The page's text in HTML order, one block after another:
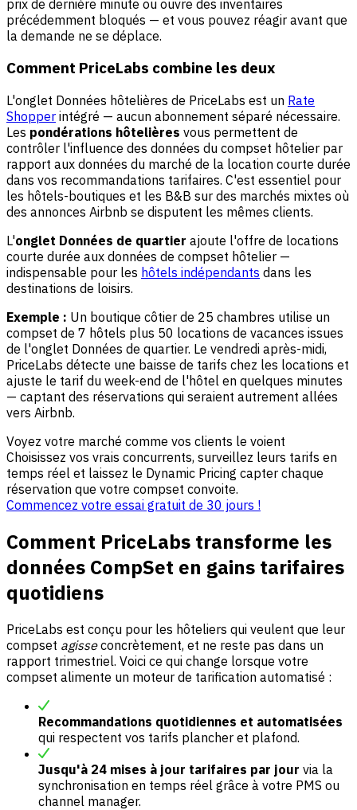
prix de dernière minute ou ouvre des inventaires
précédemment bloqués — et vous pouvez réagir avant que
la demande ne se déplace.
Comment PriceLabs combine les deux
L'onglet Données hôtelières de PriceLabs est un Rate
Shopper intégré — aucun abonnement séparé nécessaire.
Les pondérations hôtelières vous permettent de
contrôler l'influence des données du compset hôtelier par
rapport aux données du marché de la location courte durée
dans vos recommandations tarifaires. C'est essentiel pour
les hôtels-boutiques et les B&B sur des marchés mixtes où
des annonces Airbnb se disputent les mêmes clients.
L'onglet Données de quartier ajoute l'offre de locations
courte durée aux données de compset hôtelier —
indispensable pour les hôtels indépendants dans les
destinations de loisirs.
Exemple : Un boutique côtier de 25 chambres utilise un
compset de 7 hôtels plus 50 locations de vacances issues
de l'onglet Données de quartier. Le vendredi après-midi,
PriceLabs détecte une baisse de tarifs chez les locations et
ajuste le tarif du week-end de l'hôtel en quelques minutes
— captant des réservations qui seraient autrement allées
vers Airbnb.
Voyez votre marché comme vos clients le voient
Choisissez vos vrais concurrents, surveillez leurs tarifs en
temps réel et laissez le Dynamic Pricing capter chaque
réservation que votre compset convoite.
Commencez votre essai gratuit de 30 jours !
Comment PriceLabs transforme les
données CompSet en gains tarifaires
quotidiens
PriceLabs est conçu pour les hôteliers qui veulent que leur
compset agisseconcrètement, et ne reste pas dans un
rapport trimestriel. Voici ce qui change lorsque votre
compset alimente un moteur de tarification automatisé :
Recommandations quotidiennes et automatisées
qui respectent vos tarifs plancher et plafond.
Jusqu'à 24 mises à jour tarifaires par jour via la
synchronisation en temps réel grâce à votre PMS ou
channel manager.